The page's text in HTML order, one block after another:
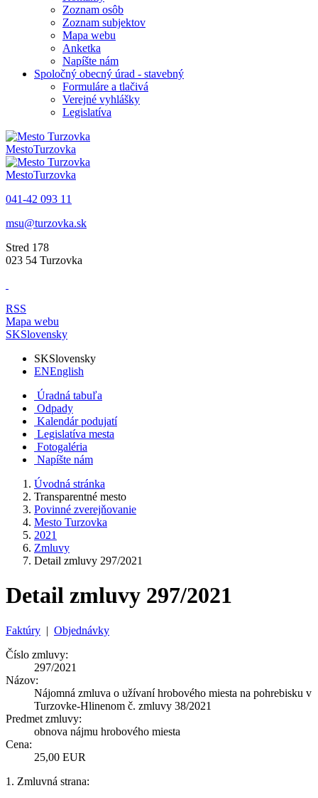
Zoznam osôb
Zoznam subjektov
Mapa webu
Anketka
Napíšte nám
Spoločný obecný úrad - stavebný
Formuláre a tlačivá
Verejné vyhlášky
Legislatíva
MestoTurzovka
MestoTurzovka
041-42 093 11
msu@turzovka.sk
Stred 178
023 54 Turzovka
RSS
Mapa webu
SKSlovensky
SKSlovensky
ENEnglish
Úradná tabuľa
Odpady
Kalendár podujatí
Legislatíva mesta
Fotogaléria
Napíšte nám
Úvodná stránka
Transparentné mesto
Povinné zverejňovanie
Mesto Turzovka
2021
Zmluvy
Detail zmluvy 297/2021
Detail zmluvy 297/2021
Faktúry | Objednávky
Číslo zmluvy:
297/2021
Názov:
Nájomná zmluva o užívaní hrobového miesta na pohrebisku v
Turzovke-Hlinenom č. zmluvy 38/2021
Predmet zmluvy:
obnova nájmu hrobového miesta
Cena:
25,00 EUR
1. Zmluvná strana: